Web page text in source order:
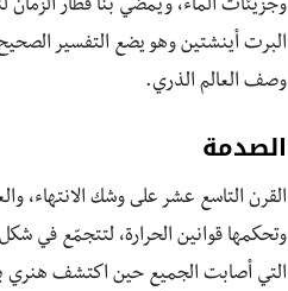
البرت أينشتين وهو يضع التفسير
وصف العالم الذري.
الصدمة
القرن التاسع عشر على وشك الانتهاء،
وتحكمها قوانين الحرارة، لتتجمّع في
التي أصابت الجميع حين اكتشف هنري